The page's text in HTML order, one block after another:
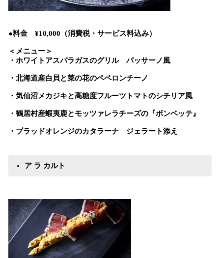
●料金 ¥10,000（消費税・サービス料込み）
＜メニュー＞
・ホワイトアスパラガスのグリル パッサーノ風
・北海道産白貝と菜の花のペペロンチーノ
・気仙沼メカジキと高糖度フルーツトマトのシチリア風
・鶴居村産蝦夷鹿とモッツァレラチーズの『ボンベッテ』
・ブラッドオレンジのカタラーナ ジェラー ト添え
ア ラ カルト